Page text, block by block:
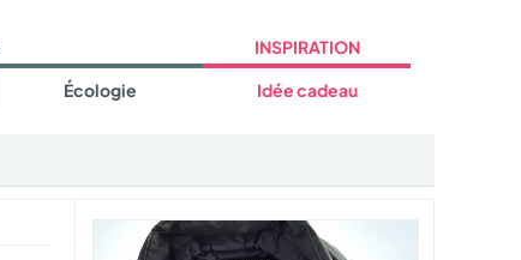
Écologie
INSPIRATION
Idée cadeau